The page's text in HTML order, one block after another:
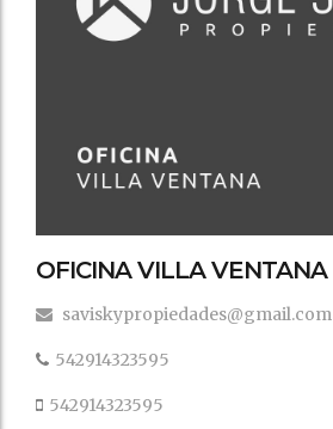
OFICINA VILLA VENTANA
saviskypropiedades@gmail.com
542914323595
542914323595